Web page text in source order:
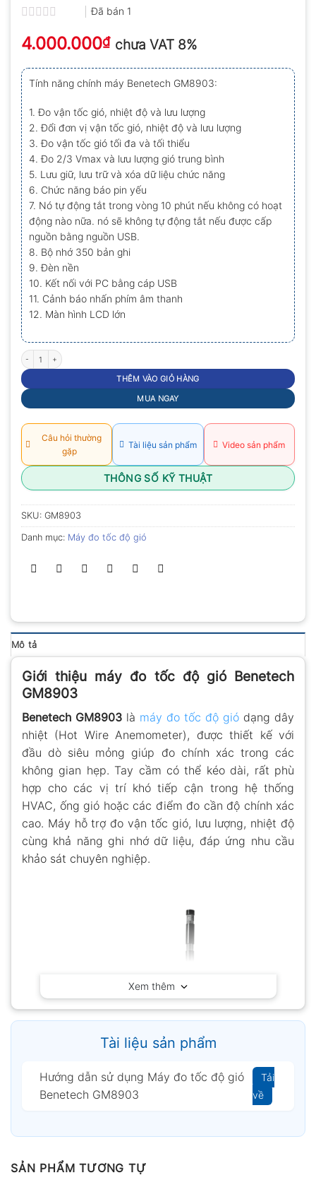
xếp
hạng
5
sao
Đã bán 1
4.000.000₫ chưa VAT 8%
Tính năng chính máy Benetech GM8903:
1. Đo vận tốc gió, nhiệt độ và lưu lượng
2. Đổi đơn vị vận tốc gió, nhiệt độ và lưu lượng
3. Đo vận tốc gió tối đa và tối thiểu
4. Đo 2/3 Vmax và lưu lượng gió trung bình
5. Lưu giữ, lưu trữ và xóa dữ liệu chức năng
6. Chức năng báo pin yếu
7. Nó tự động tắt trong vòng 10 phút nếu không có hoạt
động nào nữa. nó sẽ không tự động tắt nếu được cấp
nguồn bằng nguồn USB.
8. Bộ nhớ 350 bản ghi
9. Đèn nền
10. Kết nối với PC bằng cáp USB
11. Cảnh báo nhấn phím âm thanh
12. Màn hình LCD lớn
Máy đo tốc độ gió Benetech GM8903 số lượng
THÊM VÀO GIỎ HÀNG
MUA NGAY
Câu hỏi thường
gặp
Tài liệu sản phẩm Video sản phẩm
THÔNG SỐ KỸ THUẬT
SKU: GM8903
Danh mục: Máy đo tốc độ gió
Mô tả
Giới thiệu máy đo tốc độ gió Benetech
GM8903
Benetech GM8903 là máy đo tốc độ gió dạng dây
nhiệt (Hot Wire Anemometer), được thiết kế với
đầu dò siêu mỏng giúp đo chính xác trong các
không gian hẹp. Tay cầm có thể kéo dài, rất phù
hợp cho các vị trí khó tiếp cận trong hệ thống
HVAC, ống gió hoặc các điểm đo cần độ chính xác
cao. Máy hỗ trợ đo vận tốc gió, lưu lượng, nhiệt độ
cùng khả năng ghi nhớ dữ liệu, đáp ứng nhu cầu
khảo sát chuyên nghiệp.
Benetech GM8903
Xem thêm
Tài liệu sản phẩm
Hướng dẫn sử dụng Máy đo tốc độ gió
Benetech GM8903
Tải
về
SẢN PHẨM TƯƠNG TỰ